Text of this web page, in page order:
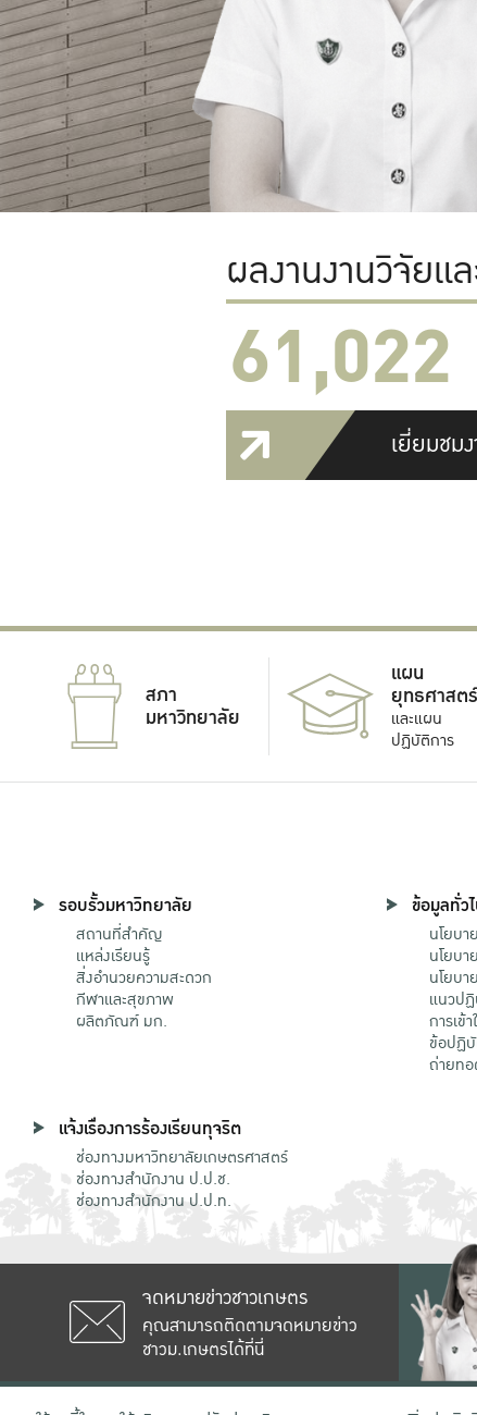
ผลงานงานวิจัยแ
61,022
เยี่ยมชม
สภา
มหาวิทยาลัย
แผน
ยุทธศาสตร์
และแผน
ปฏิบัติการ
รอบรั้วมหาวิทยาลัย
สถานที่สำคัญ
แหล่งเรียนรู้
สิ่งอำนวยความสะดวก
กีฬาและสุขภาพ
ผลิตภัณฑ์ มก.
ข้อมูลทั่ว
นโยบ
นโยบา
นโยบ
แนวป
การเข้
ข้อปฏิ
ถ่ายท
แจ้งเรื่องการร้องเรียนทุจริต
ช่องทางมหาวิทยาลัยเกษตรศาสตร์
ช่องทางสำนักงาน ป.ป.ช.
ช่องทางสำนักงาน ป.ป.ท.
จดหมายข่าวชาวเกษตร
คุณสามารถติดตามจดหมายข่าว
ชาวม.เกษตรได้ที่นี่